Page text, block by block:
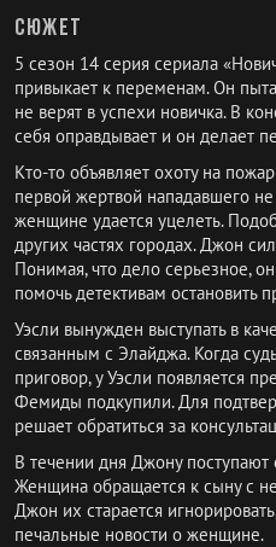
Сюжет
5 сезон 14 серия сериала
привыкает к переменам. Он
не верят в успехи новичка. В
себя оправдывает и он делает
Кто-то объявляет охоту на
первой жертвой нападавшего
женщине удается уцелеть.
других частях городах. Джон
Понимая, что дело серьезное,
помочь детективам остановить
Уэсли вынужден выступать в
связанным с Элайджа. Когда
приговор, у Уэсли появляется
Фемиды подкупили. Для
решает обратиться за
В течении дня Джону поступают
Женщина обращается к сыну с
Джон их старается
печальные новости о женщине.